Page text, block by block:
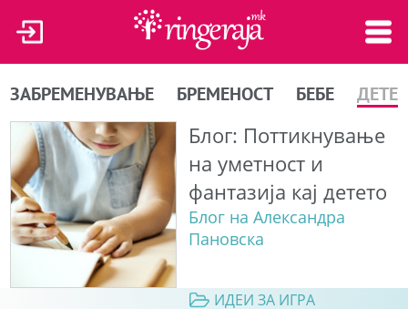
ЗАБРЕМЕНУВАЊЕ БРЕМЕНОСТ БЕБЕ ДЕТЕ
Блог: Поттикнување
на уметност и
фантазија кај детето
Блог на Александра
Пановска
ИДЕИ ЗА ИГРА